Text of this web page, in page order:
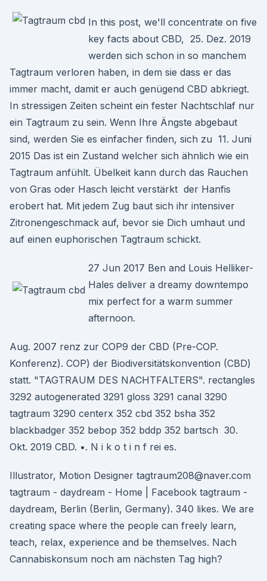
In this post, we'll concentrate on five
key facts about CBD, 25. Dez. 2019
werden sich schon in so manchem
Tagtraum verloren haben, in dem sie dass er das
immer macht, damit er auch genügend CBD abkriegt.
In stressigen Zeiten scheint ein fester Nachtschlaf nur
ein Tagtraum zu sein. Wenn Ihre Ängste abgebaut
sind, werden Sie es einfacher finden, sich zu 11. Juni
2015 Das ist ein Zustand welcher sich ähnlich wie ein
Tagtraum anfühlt. Übelkeit kann durch das Rauchen
von Gras oder Hasch leicht verstärkt der Hanfis
erobert hat. Mit jedem Zug baut sich ihr intensiver
Zitronengeschmack auf, bevor sie Dich umhaut und
auf einen euphorischen Tagtraum schickt.
27 Jun 2017 Ben and Louis Helliker-
Hales deliver a dreamy downtempo
mix perfect for a warm summer
afternoon.
Aug. 2007 renz zur COP9 der CBD (Pre-COP.
Konferenz). COP) der Biodiversitätskonvention (CBD)
statt. "TAGTRAUM DES NACHTFALTERS". rectangles
3292 autogenerated 3291 gloss 3291 canal 3290
tagtraum 3290 centerx 352 cbd 352 bsha 352
blackbadger 352 bebop 352 bddp 352 bartsch 30.
Okt. 2019 CBD. •. N i k o t i n f rei es.
Illustrator, Motion Designer tagtraum208@naver.com
tagtraum - daydream - Home | Facebook tagtraum -
daydream, Berlin (Berlin, Germany). 340 likes. We are
creating space where the people can freely learn,
teach, relax, experience and be themselves. Nach
Cannabiskonsum noch am nächsten Tag high?